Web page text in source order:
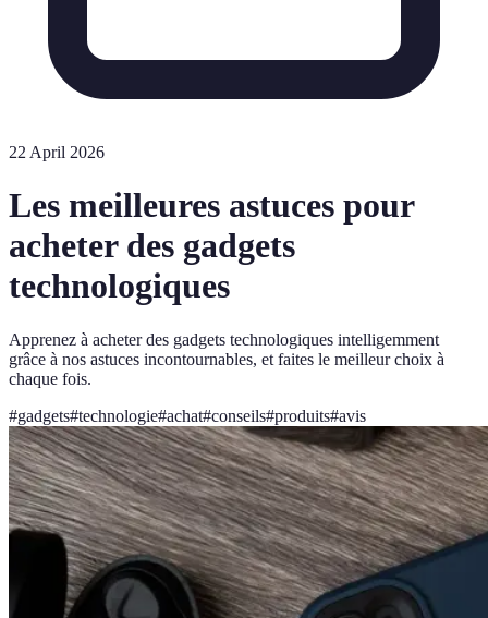
22 April 2026
Les meilleures astuces pour
acheter des gadgets
technologiques
Apprenez à acheter des gadgets technologiques intelligemment
grâce à nos astuces incontournables, et faites le meilleur choix à
chaque fois.
#gadgets#technologie#achat#conseils#produits#avis